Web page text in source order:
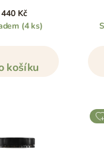
440 Kč
(4 ks)
košíku